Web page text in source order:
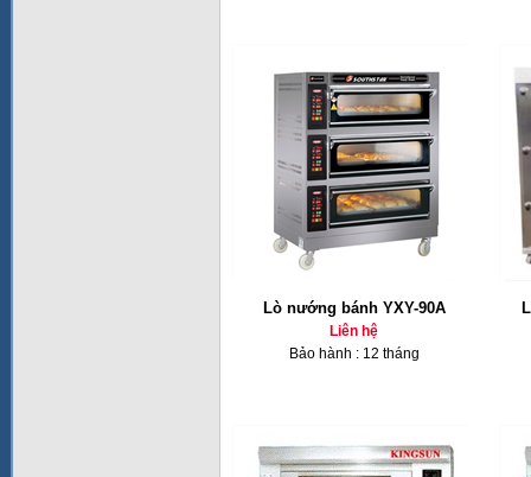
Lò nướng bánh YXY-90A
Liên hệ
Bảo hành : 12 tháng